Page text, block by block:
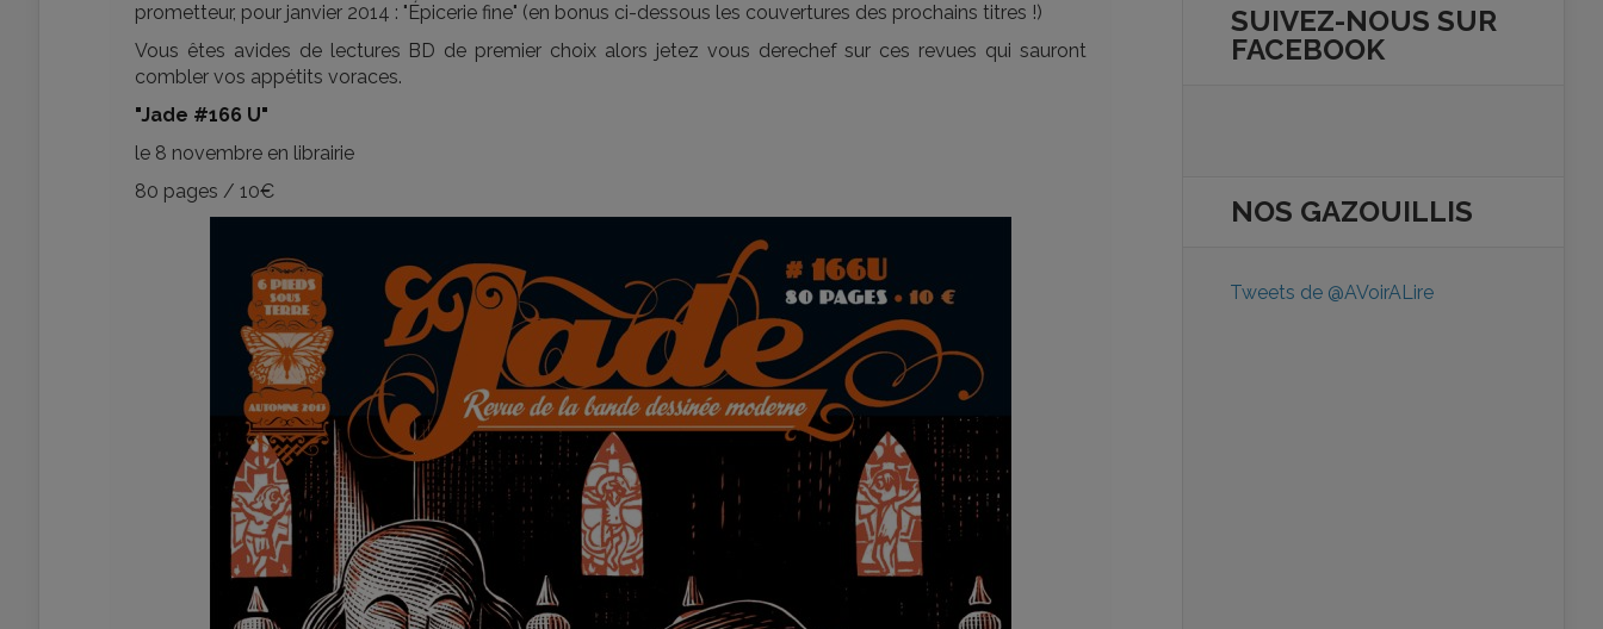
prometteur, pour janvier 2014 : "Épicerie fine" (en bonus ci-dessous les couvertures des prochains titres !)
Vous êtes avides de lectures BD de premier choix alors jetez vous derechef sur ces revues qui sauront
combler vos appétits voraces.
"Jade #166 U"
le 8 novembre en librairie
80 pages / 10€
SUIVEZ-NOUS SUR
FACEBOOK
NOS GAZOUILLIS
Tweets de @AVoirALire